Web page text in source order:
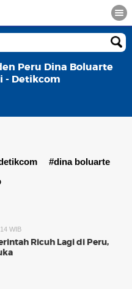
Peru Dina Boluarte
- Detikcom
#dina boluarte
WIB
Ricuh Lagi di Peru,